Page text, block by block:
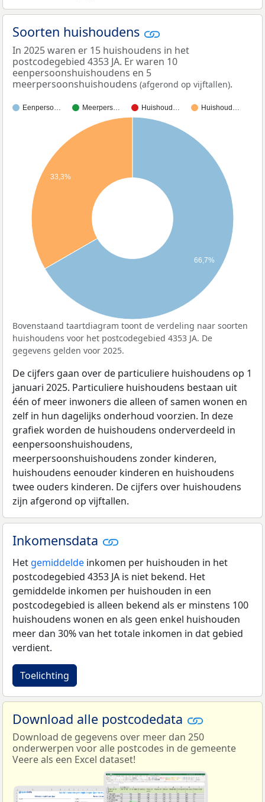
Soorten huishoudens
In 2025 waren er 15 huishoudens in het
postcodegebied 4353 JA. Er waren 10
eenpersoonshuishoudens en 5
meerpersoonshuishoudens (afgerond op vijftallen).
Eenperso… Meerpers… Huishoud… Huishoud…
33,3%
66,7%
Bovenstaand taartdiagram toont de verdeling naar soorten
huishoudens voor het postcodegebied 4353 JA. De
gegevens gelden voor 2025.
De cijfers gaan over de particuliere huishoudens op 1
januari 2025. Particuliere huishoudens bestaan uit
één of meer inwoners die alleen of samen wonen en
zelf in hun dagelijks onderhoud voorzien. In deze
grafiek worden de huishoudens onderverdeeld in
eenpersoonshuishoudens,
meerpersoonshuishoudens zonder kinderen,
huishoudens eenouder kinderen en huishoudens
twee ouders kinderen. De cijfers over huishoudens
zijn afgerond op vijftallen.
Inkomensdata
Het gemiddelde inkomen per huishouden in het
postcodegebied 4353 JA is niet bekend. Het
gemiddelde inkomen per huishouden in een
postcodegebied is alleen bekend als er minstens 100
huishoudens wonen en als geen enkel huishouden
meer dan 30% van het totale inkomen in dat gebied
verdient.
Toelichting
Download alle postcodedata
Download de gegevens over meer dan 250
onderwerpen voor alle postcodes in de gemeente
Veere als een Excel dataset!